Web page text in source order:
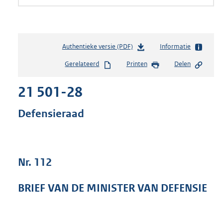
Authentieke versie (PDF)b
s
e
Informatie
Gerelateerd Printen Delen
21 501-28
Defensieraad
Nr. 112
BRIEF VAN DE MINISTER VAN DEFENSIE